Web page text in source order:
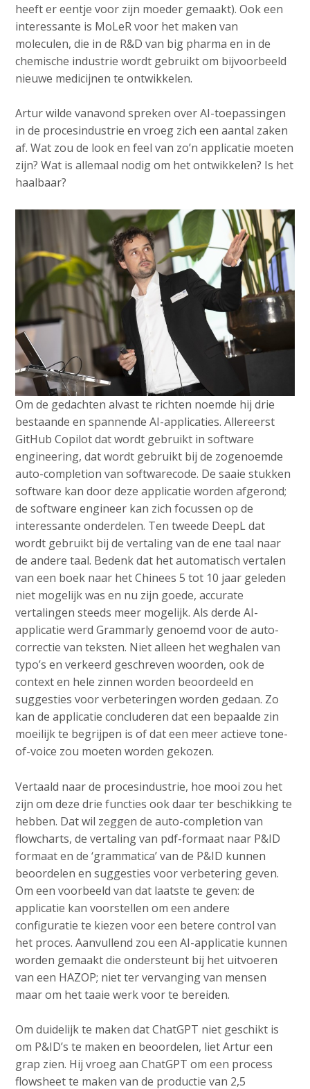
heeft er eentje voor zijn moeder gemaakt). Ook een
interessante is MoLeR voor het maken van
moleculen, die in de R&D van big pharma en in de
chemische industrie wordt gebruikt om bijvoorbeeld
nieuwe medicijnen te ontwikkelen.
Artur wilde vanavond spreken over AI-toepassingen
in de procesindustrie en vroeg zich een aantal zaken
af. Wat zou de look en feel van zo’n applicatie moeten
zijn? Wat is allemaal nodig om het ontwikkelen? Is het
haalbaar?
Om de gedachten alvast te richten noemde hij drie
bestaande en spannende AI-applicaties. Allereerst
GitHub Copilot dat wordt gebruikt in software
engineering, dat wordt gebruikt bij de zogenoemde
auto-completion van softwarecode. De saaie stukken
software kan door deze applicatie worden afgerond;
de software engineer kan zich focussen op de
interessante onderdelen. Ten tweede DeepL dat
wordt gebruikt bij de vertaling van de ene taal naar
de andere taal. Bedenk dat het automatisch vertalen
van een boek naar het Chinees 5 tot 10 jaar geleden
niet mogelijk was en nu zijn goede, accurate
vertalingen steeds meer mogelijk. Als derde AI-
applicatie werd Grammarly genoemd voor de auto-
correctie van teksten. Niet alleen het weghalen van
typo’s en verkeerd geschreven woorden, ook de
context en hele zinnen worden beoordeeld en
suggesties voor verbeteringen worden gedaan. Zo
kan de applicatie concluderen dat een bepaalde zin
moeilijk te begrijpen is of dat een meer actieve tone-
of-voice zou moeten worden gekozen.
Vertaald naar de procesindustrie, hoe mooi zou het
zijn om deze drie functies ook daar ter beschikking te
hebben. Dat wil zeggen de auto-completion van
flowcharts, de vertaling van pdf-formaat naar P&ID
formaat en de ‘grammatica’ van de P&ID kunnen
beoordelen en suggesties voor verbetering geven.
Om een voorbeeld van dat laatste te geven: de
applicatie kan voorstellen om een andere
configuratie te kiezen voor een betere control van
het proces. Aanvullend zou een AI-applicatie kunnen
worden gemaakt die ondersteunt bij het uitvoeren
van een HAZOP; niet ter vervanging van mensen
maar om het taaie werk voor te bereiden.
Om duidelijk te maken dat ChatGPT niet geschikt is
om P&ID’s te maken en beoordelen, liet Artur een
grap zien. Hij vroeg aan ChatGPT om een process
flowsheet te maken van de productie van 2,5